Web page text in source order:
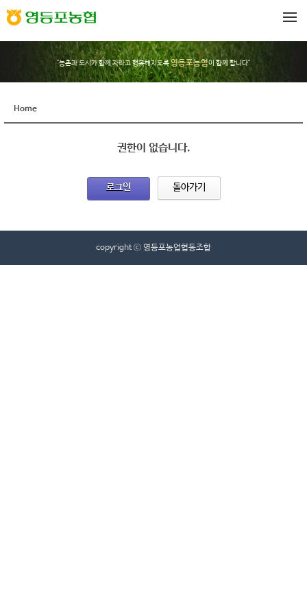
"농촌과 도시가 함께 자라고 행복해지도록영등포농협이 함께 합니다"
Home
권한이 없습니다.
로그인 돌아가기
copyright ⓒ 영등포농업협동조합